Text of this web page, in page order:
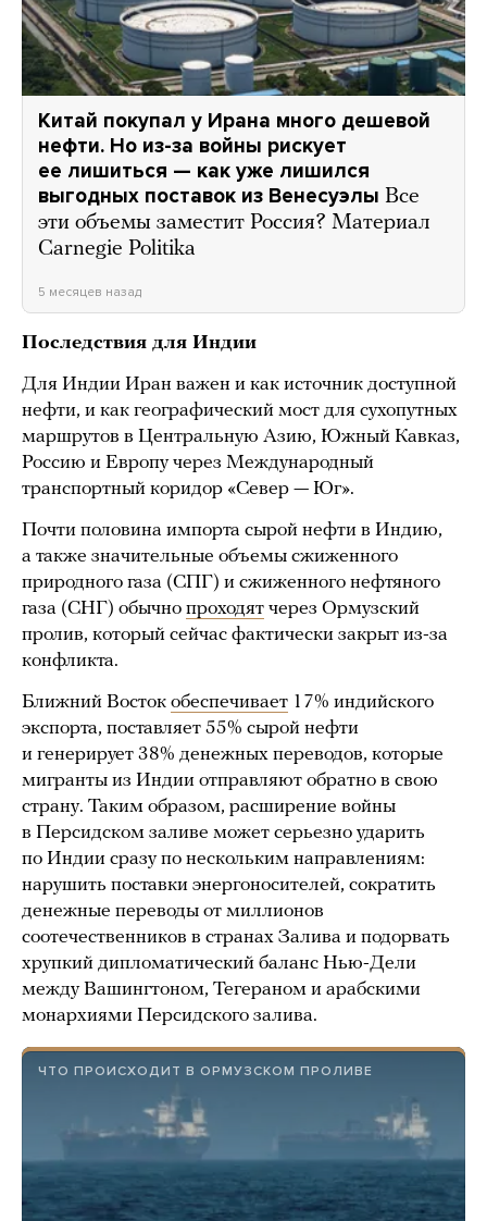
Китай покупал у Ирана много дешевой
нефти. Но из-за войны рискует
ее лишиться — как уже лишился
выгодных поставок из Венесуэлы Все
эти объемы заместит Россия? Материал
Carnegie Politika
5 месяцев назад
Последствия для Индии
Для Индии Иран важен и как источник доступной
нефти, и как географический мост для сухопутных
маршрутов в Центральную Азию, Южный Кавказ,
Россию и Европу через Международный
транспортный коридор «Север — Юг».
Почти половина импорта сырой нефти в Индию,
а также значительные объемы сжиженного
природного газа (СПГ) и сжиженного нефтяного
газа (СНГ) обычно проходят через Ормузский
пролив, который сейчас фактически закрыт из-за
конфликта.
Ближний Восток обеспечивает 17% индийского
экспорта, поставляет 55% сырой нефти
и генерирует 38% денежных переводов, которые
мигранты из Индии отправляют обратно в свою
страну. Таким образом, расширение войны
в Персидском заливе может серьезно ударить
по Индии сразу по нескольким направлениям:
нарушить поставки энергоносителей, сократить
денежные переводы от миллионов
соотечественников в странах Залива и подорвать
хрупкий дипломатический баланс Нью-Дели
между Вашингтоном, Тегераном и арабскими
монархиями Персидского залива.
ЧТО ПРОИСХОДИТ В ОРМУЗСКОМ ПРОЛИВЕ